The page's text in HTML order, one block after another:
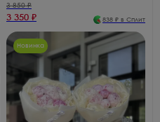
3 850₽
3 350 ₽ 838 ₽ в Сплит
Новинка